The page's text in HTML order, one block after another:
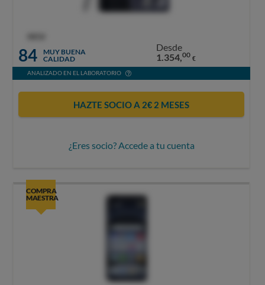
84
MUY BUENA
CALIDAD
Desde
1.354,00 €
ANALIZADO EN EL LABORATORIO
HAZTE SOCIO A 2€ 2 MESES
¿Eres socio? Accede a tu cuenta
COMPRA
MAESTRA